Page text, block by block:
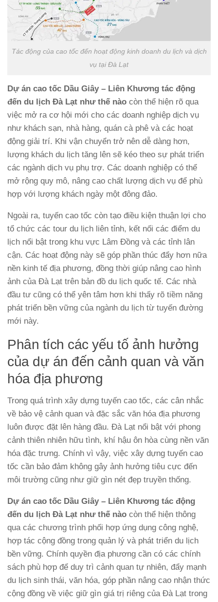
Tác động của cao tốc đến hoạt động kinh doanh du lịch và dịch
vụ tại Đà Lạt
Dự án cao tốc Dầu Giây – Liên Khương tác động
đến du lịch Đà Lạt như thế nào còn thể hiện rõ qua
việc mở ra cơ hội mới cho các doanh nghiệp dịch vụ
như khách sạn, nhà hàng, quán cà phê và các hoạt
động giải trí. Khi vận chuyển trở nên dễ dàng hơn,
lượng khách du lịch tăng lên sẽ kéo theo sự phát triển
các ngành dịch vụ phụ trợ. Các doanh nghiệp có thể
mở rộng quy mô, nâng cao chất lượng dịch vụ để phù
hợp với lượng khách ngày một đông đảo.
Ngoài ra, tuyến cao tốc còn tạo điều kiện thuận lợi cho
tổ chức các tour du lịch liên tỉnh, kết nối các điểm du
lịch nổi bật trong khu vực Lâm Đồng và các tỉnh lân
cận. Các hoạt động này sẽ góp phần thúc đẩy hơn nữa
nền kinh tế địa phương, đồng thời giúp nâng cao hình
ảnh của Đà Lạt trên bản đồ du lịch quốc tế. Các nhà
đầu tư cũng có thể yên tâm hơn khi thấy rõ tiềm năng
phát triển bền vững của ngành du lịch từ tuyến đường
mới này.
Phân tích các yếu tố ảnh hưởng
của dự án đến cảnh quan và văn
hóa địa phương
Trong quá trình xây dựng tuyến cao tốc, các cân nhắc
về bảo vệ cảnh quan và đặc sắc văn hóa địa phương
luôn được đặt lên hàng đầu. Đà Lạt nổi bật với phong
cảnh thiên nhiên hữu tình, khí hậu ôn hòa cùng nền văn
hóa đặc trưng. Chính vì vậy, việc xây dựng tuyến cao
tốc cần bảo đảm không gây ảnh hưởng tiêu cực đến
môi trường cũng như giữ gìn nét đẹp truyền thống.
Dự án cao tốc Dầu Giây – Liên Khương tác động
đến du lịch Đà Lạt như thế nào còn thể hiện thông
qua các chương trình phối hợp ứng dụng công nghệ,
hợp tác cộng đồng trong quản lý và phát triển du lịch
bền vững. Chính quyền địa phương cần có các chính
sách phù hợp để duy trì cảnh quan tự nhiên, đẩy mạnh
du lịch sinh thái, văn hóa, góp phần nâng cao nhận thức
cộng đồng về việc giữ gìn giá trị riêng của Đà Lạt trong